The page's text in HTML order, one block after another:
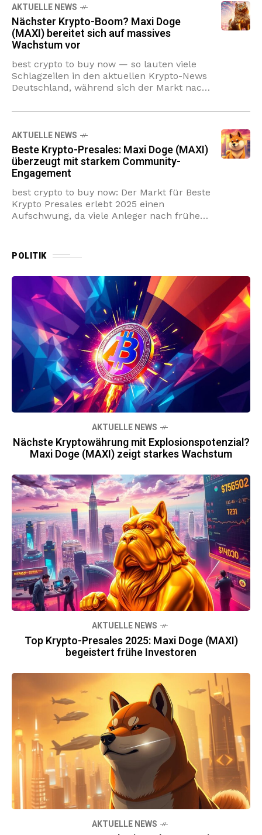
AKTUELLE NEWS
Nächster Krypto-Boom? Maxi Doge
(MAXI) bereitet sich auf massives
Wachstum vor
best crypto to buy now — so lauten viele
Schlagzeilen in den aktuellen Krypto-News
Deutschland, während sich der Markt nach
Memecoin-Aktivität gewinnt wieder Fahrt,
AKTUELLE NEWS
Beste Krypto-Presales: Maxi Doge (MAXI)
überzeugt mit starkem Community-
Engagement
best crypto to buy now: Der Markt für Beste
Krypto Presales erlebt 2025 einen
Aufschwung, da viele Anleger nach frühen
POLITIK
AKTUELLE NEWS
Nächste Kryptowährung mit Explosionspotenzial?
Maxi Doge (MAXI) zeigt starkes Wachstum
AKTUELLE NEWS
Top Krypto-Presales 2025: Maxi Doge (MAXI)
begeistert frühe Investoren
AKTUELLE NEWS